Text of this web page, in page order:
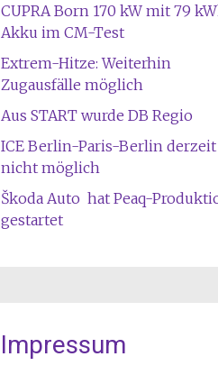
CUPRA Born 170 kW mit 79
Akku im CM-Test
Extrem-Hitze: Weiterhin
Zugausfälle möglich
Aus START wurde DB Regio
ICE Berlin-Paris-Berlin derzeit
nicht möglich
Škoda Auto hat Peaq-
gestartet
Impressum